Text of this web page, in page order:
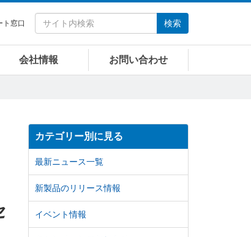
ト窓口 検索
会社情報 お問い合わせ
カテゴリー別に見る
最新ニュース一覧
新製品のリリース情報
イベント情報